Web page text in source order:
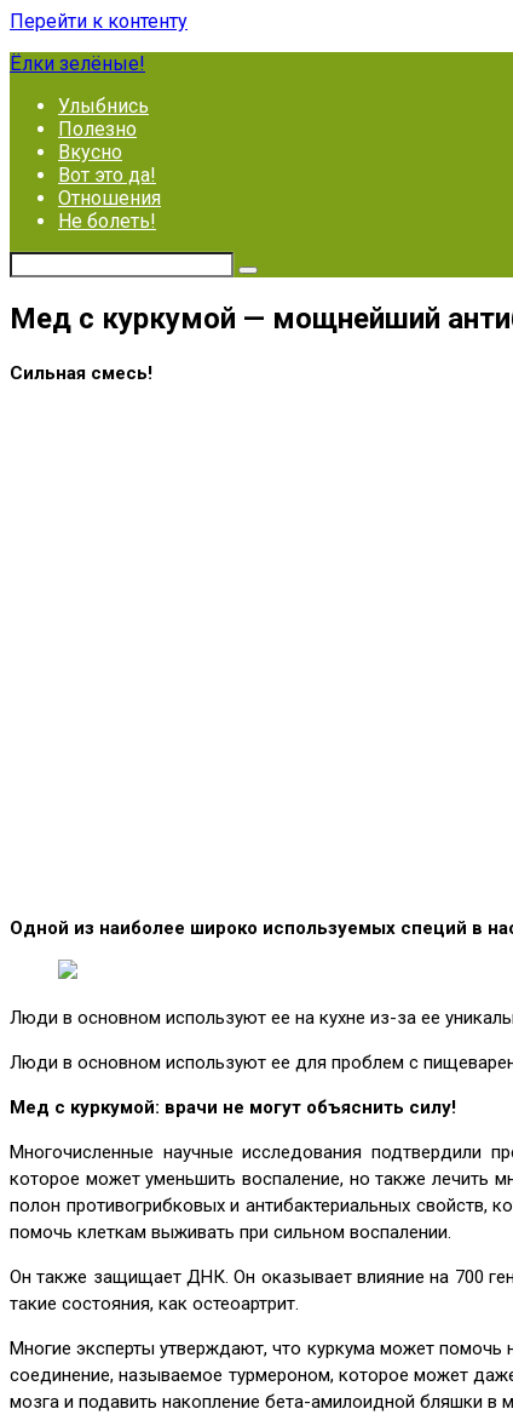
Перейти к контенту
Ёлки зелёные!
Улыбнись
Полезно
Вкусно
Вот это да!
Отношения
Не болеть!
Мед с куркумой — мощнейший
Сильная смесь!
Одной из наиболее широко используемых специй в
Люди в основном используют ее на кухне из-за ее
Люди в основном используют ее для проблем с
Мед с куркумой: врачи не могут объяснить силу!
Многочисленные научные исследования подтвердили
которое может уменьшить воспаление, но также лечить
полон противогрибковых и антибактериальных
помочь клеткам выживать при сильном воспалении.
Он также защищает ДНК. Он оказывает влияние на 700
такие состояния, как остеоартрит.
Многие эксперты утверждают, что куркума может
соединение, называемое турмероном, которое может
мозга и подавить накопление бета-амилоидной бляшки в